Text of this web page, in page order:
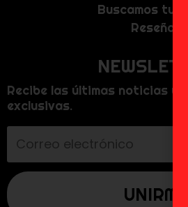
Buscamos tu
Reseñas
Recibe las últimas noticias y
exclusivas.